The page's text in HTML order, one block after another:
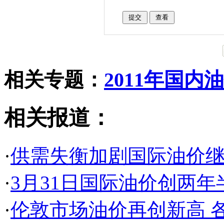
相关专题： 2011年国内
相关报道：
·供需失衡加剧国际油价
·3月31日国际油价创两年
·伦敦市场油价再创新高